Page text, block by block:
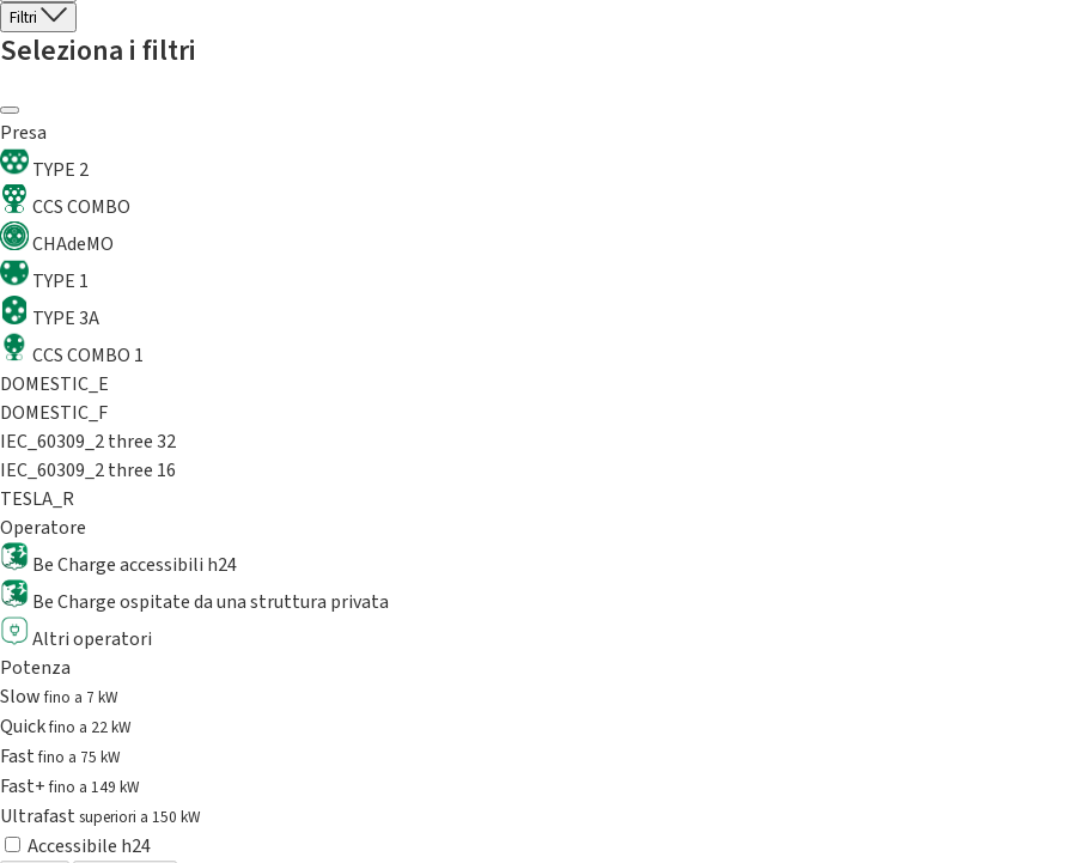
Filtri
Seleziona i filtri
Presa
TYPE 2
CCS COMBO
CHAdeMO
TYPE 1
TYPE 3A
CCS COMBO 1
DOMESTIC_E
DOMESTIC_F
IEC_60309_2 three 32
IEC_60309_2 three 16
TESLA_R
Operatore
Be Charge accessibili h24
Be Charge ospitate da una struttura privata
Altri operatori
Potenza
Slowfino a 7 kW
Quickfino a 22 kW
Fastfino a 75 kW
Fast+fino a 149 kW
Ultrafast superiori a 150 kW
Accessibile h24